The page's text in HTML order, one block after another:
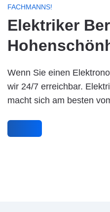
FACHMANNS!
Elektriker
Wenn Sie einen
wir 24/7 erreichbar.
macht sich am besten